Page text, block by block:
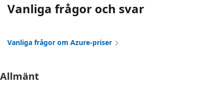
Vanliga frågor och svar
Vanliga frågor om Azure-priser
Allmänt